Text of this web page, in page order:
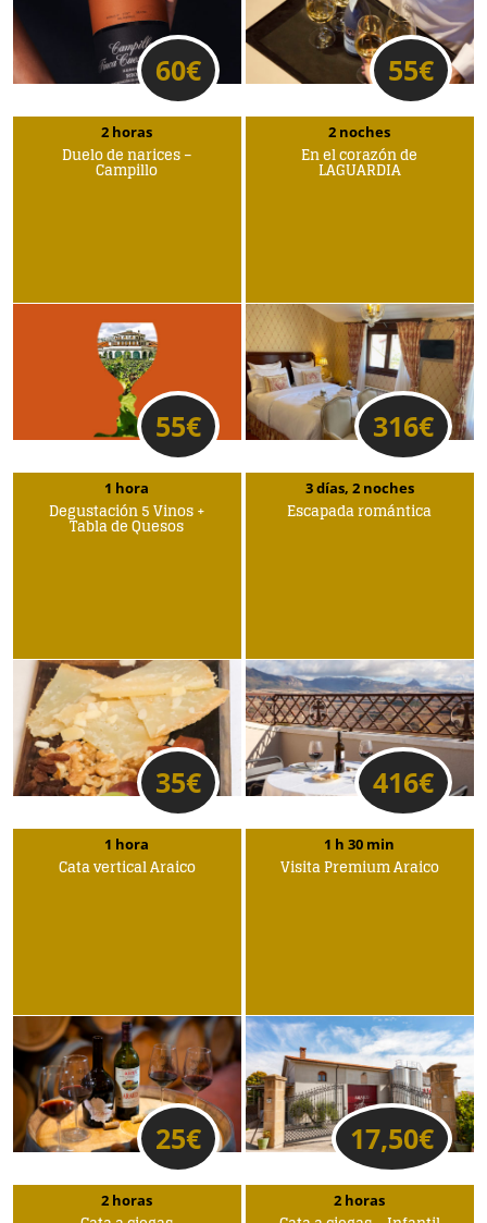
60€ 55€
2 horas
Duelo de narices –
Campillo
55€
2 noches
En el corazón de
LAGUARDIA
316€
1 hora
Degustación 5 Vinos +
Tabla de Quesos
35€
3 días, 2 noches
Escapada romántica
416€
1 hora
Cata vertical Araico
25€
1 h 30 min
Visita Premium Araico
17,50€
2 horas 2 horas